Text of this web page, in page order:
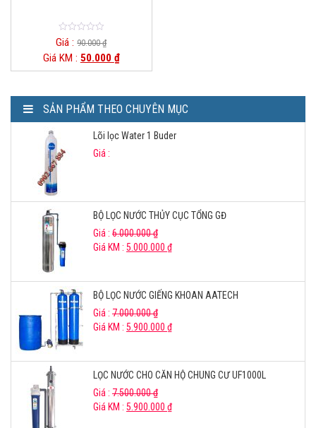
0
o
u
t
o
Giá :90.000₫
Giá KM : 50.000 ₫
SẢN PHẨM THEO CHUYÊN MỤC
Lõi lọc Water 1 Buder
Giá :
BỘ LỌC NƯỚC THỦY CỤC TỔNG GĐ
Giá : 6.000.000₫
Giá KM : 5.000.000 ₫
BỘ LỌC NƯỚC GIẾNG KHOAN AATECH
Giá : 7.000.000₫
Giá KM : 5.900.000 ₫
LỌC NƯỚC CHO CĂN HỘ CHUNG CƯ UF1000L
Giá : 7.500.000₫
Giá KM : 5.900.000 ₫